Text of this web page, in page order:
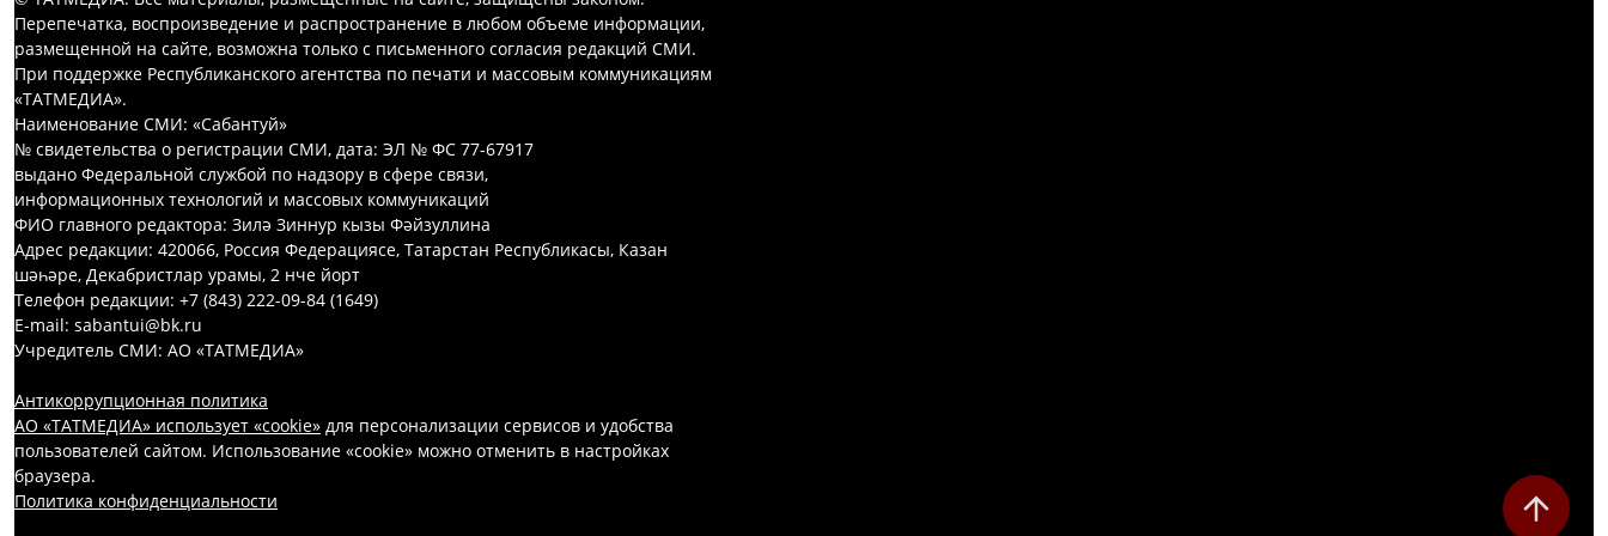
Перепечатка, воспроизведение и распространение в любом объеме информации,
размещенной на сайте, возможна только с письменного согласия редакций СМИ.
При поддержке Республиканского агентства по печати и массовым коммуникациям
«ТАТМЕДИА».
Наименование СМИ: «Сабантуй»
№ свидетельства о регистрации СМИ, дата: ЭЛ № ФС 77-67917
выдано Федеральной службой по надзору в сфере связи,
информационных технологий и массовых коммуникаций
ФИО главного редактора: Зилә Зиннур кызы Фәйзуллина
Адрес редакции: 420066, Россия Федерациясе, Татарстан Республикасы, Казан
шәһәре, Декабристлар урамы, 2 нче йорт
Телефон редакции: +7 (843) 222-09-84 (1649)
E-mail: sabantui@bk.ru
Учредитель СМИ: АО «ТАТМЕДИА»
Антикоррупционная политика
АО «ТАТМЕДИА» использует «cookie» для персонализации сервисов и удобства
пользователей сайтом. Использование «cookie» можно отменить в настройках
браузера.
Политика конфиденциальности